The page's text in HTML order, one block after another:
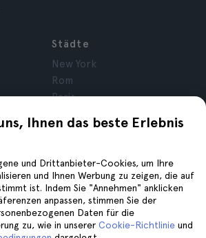
Ihnen das beste Erlebnis
und Drittanbieter-Cookies, um Ihre
und Ihnen Werbung zu zeigen, die auf
ist. Indem Sie "Annehmen" anklicken
anpassen, stimmen Sie der
Daten für die
zu, wie in unserer Cookie-Richtlinie und
Städte
New York
Rom
Paris
Granada
Teneriffa
Folge uns auf